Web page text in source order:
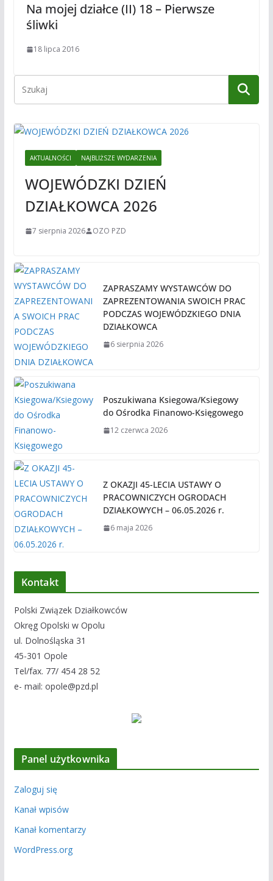
Na mojej działce (II) 18 – Pierwsze
śliwki
18 lipca 2016
AKTUALNOŚCI NAJBLIŻSZE WYDARZENIA
WOJEWÓDZKI DZIEŃ
DZIAŁKOWCA 2026
7 sierpnia 2026 OZO PZD
ZAPRASZAMY WYSTAWCÓW DO
ZAPREZENTOWANIA SWOICH PRAC
PODCZAS WOJEWÓDZKIEGO DNIA
DZIAŁKOWCA
6 sierpnia 2026
Poszukiwana Ksiegowa/Ksiegowy
do Ośrodka Finanowo-Księgowego
12 czerwca 2026
Z OKAZJI 45-LECIA USTAWY O
PRACOWNICZYCH OGRODACH
DZIAŁKOWYCH – 06.05.2026 r.
6 maja 2026
Kontakt
Polski Związek Działkowców
Okręg Opolski w Opolu
ul. Dolnośląska 31
45-301 Opole
Tel/fax. 77/ 454 28 52
e- mail: opole@pzd.pl
Panel użytkownika
Zaloguj się
Kanał wpisów
Kanał komentarzy
WordPress.org